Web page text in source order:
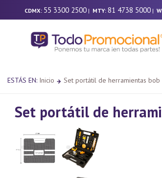
CDMX: 55 3300 2500 | MTY: 81 4738 5000 |
ESTÁS EN: Inicio Set portátil de herramientas bob
Set portátil de